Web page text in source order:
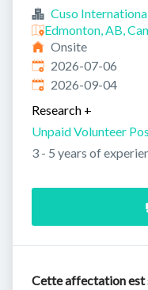
Cuso
Edmonton, AB,
Onsite
Published:
2026-07-06
Expires:
2026-09-04
Research +
Unpaid Volunteer
3 - 5 years of
Cette affectation est